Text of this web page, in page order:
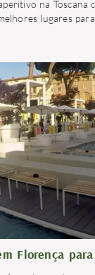
na Toscana
lugares
Florença